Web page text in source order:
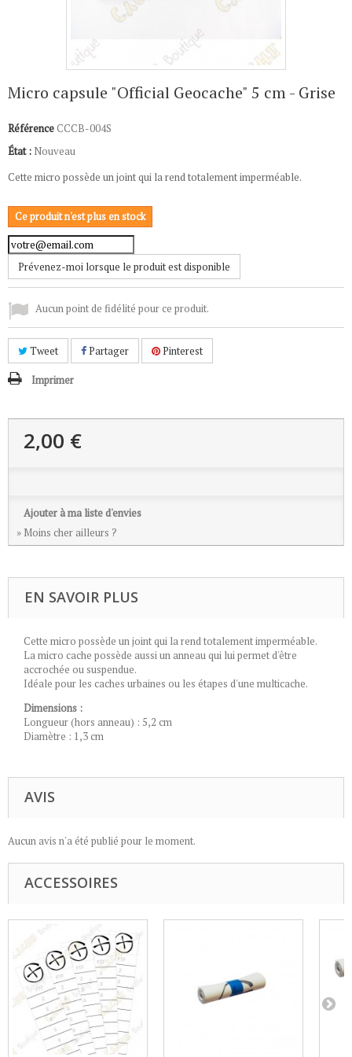
Micro capsule "Official Geocache" 5 cm - Grise
RéférenceCCCB-004S
État : Nouveau
Cette micro possède un joint qui la rend totalement imperméable.
Ce produit n'est plus en stock
Prévenez-moi lorsque le produit est disponible
Aucun point de fidélité pour ce produit.
Tweet Partager Pinterest
Imprimer
2,00 €
Ajouter à ma liste d'envies
» Moins cher ailleurs ?
EN SAVOIR PLUS
Cette micro possède un joint qui la rend totalement imperméable.
La micro cache possède aussi un anneau qui lui permet d'être
accrochée ou suspendue.
Idéale pour les caches urbaines ou les étapes d'une multicache.
Dimensions :
Longueur (hors anneau) : 5,2 cm
Diamètre : 1,3 cm
AVIS
Aucun avis n'a été publié pour le moment.
ACCESSOIRES